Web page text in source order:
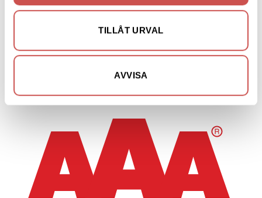
TILLÅT URVAL
AVVISA
Loungegrupper
Nyheter